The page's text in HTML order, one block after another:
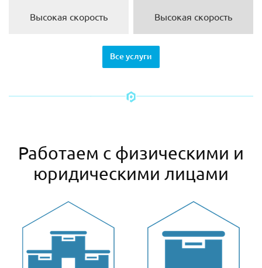
Высокая скорость
Высокая скорость
Все услуги
Работаем с физическими и
юридическими лицами